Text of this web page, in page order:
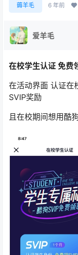
薅羊毛 6 年前
爱羊毛
在校学生认证 免费
在活动界面 认证在
SVIP奖励
且在校期间想用酷